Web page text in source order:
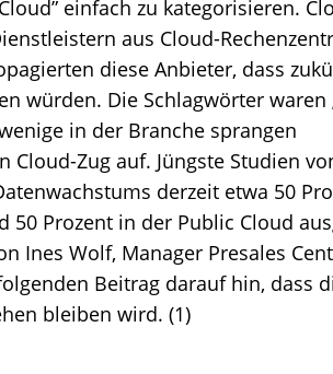
einfach zu kategorisieren.
aus Cloud-
diese Anbieter, dass
würden. Die Schlagwörter waren
in der Branche sprangen
Zug auf. Jüngste Studien
derzeit etwa 50
50 Prozent in der Public Cloud
Ines Wolf, Manager Presales
Beitrag darauf hin, dass
bleiben wird. (1)